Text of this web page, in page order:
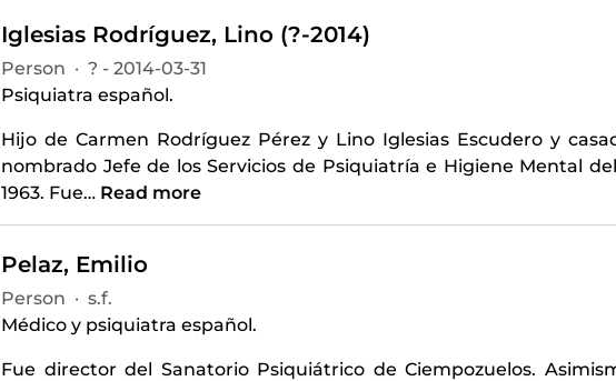
Iglesias Rodríguez, Lino (?-2014)
Person · ? - 2014-03-31
Psiquiatra español.
Hijo de Carmen Rodríguez Pérez y Lino Iglesias Escudero y
nombrado Jefe de los Servicios de Psiquiatría e Higiene Mental
1963. Fue… Read more
Pelaz, Emilio
Person · s.f.
Médico y psiquiatra español.
Fue director del Sanatorio Psiquiátrico de Ciempozuelos.